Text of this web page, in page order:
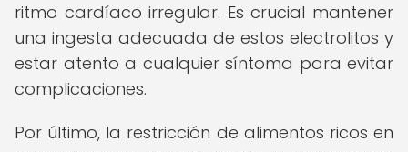
ritmo cardíaco irregular. Es crucial mantener
una ingesta adecuada de estos electrolitos y
estar atento a cualquier síntoma para evitar
complicaciones.
Por último, la restricción de alimentos ricos en